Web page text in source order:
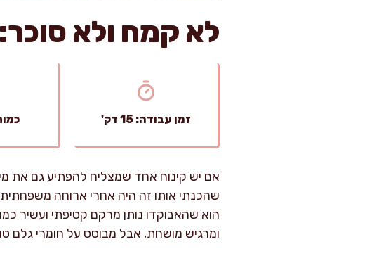
לא קמח ולא
זמן עבודה: 15 דק' כמות: 6
אם יש קינוח אחד שמצליח להפתיע גם את
שהכנתי אותו זה היה אחרי ארוחה
הוא שהאבוקדו נותן מרקם קטיפתי ועשיר
ומרגיש מושחת, אבל מבוסס על חומרי גלם